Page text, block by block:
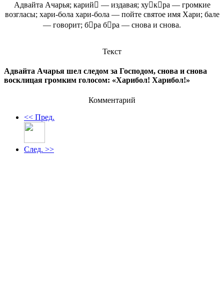
Адвайта Ачарья; карий — издавая; хукра — громкие
возгласы; хари-бола хари-бола — пойте святое имя Хари; бале
— говорит; бра бра — снова и снова.
Текст
Адвайта Ачарья шел следом за Господом, снова и снова
восклицая громким голосом: «Харибол! Харибол!»
Комментарий
<< Пред.
След. >>